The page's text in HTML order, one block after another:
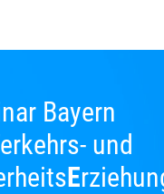
Bayern
erkehrs- und
E